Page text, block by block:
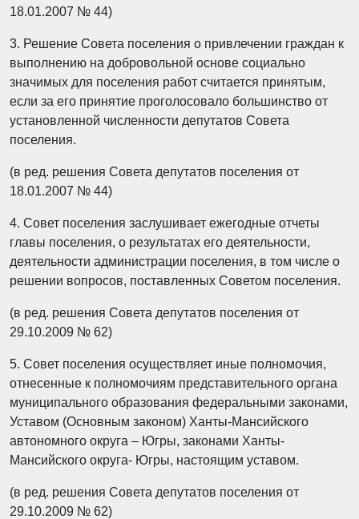
18.01.2007 № 44)
3. Решение Совета поселения о привлечении граждан к
выполнению на добровольной основе социально
значимых для поселения работ считается принятым,
если за его принятие проголосовало большинство от
установленной численности депутатов Совета
поселения.
(в ред. решения Совета депутатов поселения от
18.01.2007 № 44)
4. Совет поселения заслушивает ежегодные отчеты
главы поселения, о результатах его деятельности,
деятельности администрации поселения, в том числе о
решении вопросов, поставленных Советом поселения.
(в ред. решения Совета депутатов поселения от
29.10.2009 № 62)
5. Совет поселения осуществляет иные полномочия,
отнесенные к полномочиям представительного органа
муниципального образования федеральными законами,
Уставом (Основным законом) Ханты-Мансийского
автономного округа – Югры, законами Ханты-
Мансийского округа- Югры, настоящим уставом.
(в ред. решения Совета депутатов поселения от
29.10.2009 № 62)